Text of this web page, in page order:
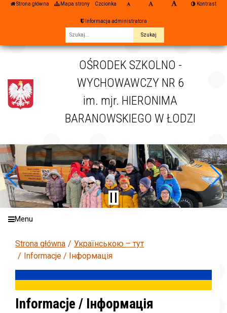
Strona główna Mapa strony Czcionka Kontrast
Informacja administratora
OŚRODEK SZKOLNO -
WYCHOWAWCZY NR 6
im. mjr. HIERONIMA
BARANOWSKIEGO W ŁODZI
Menu
Strona główna
Українською – тут
Informacje / Інформація
Informacje / Інформація